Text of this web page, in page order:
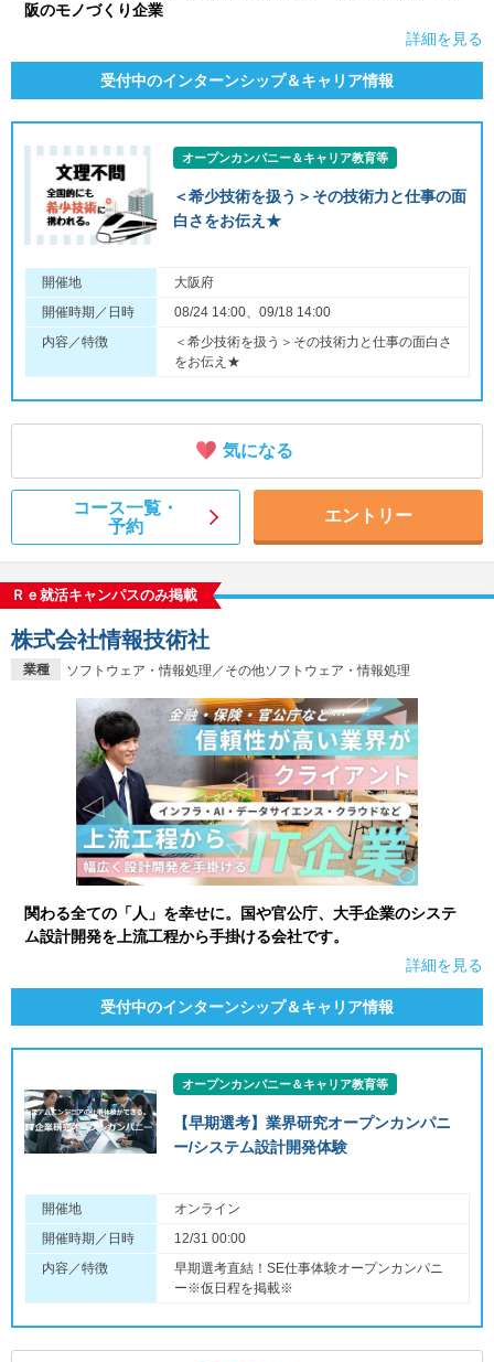
阪のモノづくり企業
詳細を見る
受付中のインターンシップ＆キャリア情報
オープンカンパニー＆キャリア教育等
＜希少技術を扱う＞その技術力と仕事の面
白さをお伝え★
開催地
大阪府
開催時期／日時
08/24 14:00、09/18 14:00
内容／特徴
＜希少技術を扱う＞その技術力と仕事の面白さ
をお伝え★
気になる
コース一覧・
予約
エントリー
Ｒｅ就活キャンパスのみ掲載
業種 ソフトウェア・情報処理／その他ソフトウェア・情報処理
株式会社情報技術社
関わる全ての「人」を幸せに。国や官公庁、大手企業のシステ
ム設計開発を上流工程から手掛ける会社です。
詳細を見る
受付中のインターンシップ＆キャリア情報
オープンカンパニー＆キャリア教育等
【早期選考】業界研究オープンカンパニ
ー/システム設計開発体験
開催地
オンライン
開催時期／日時
12/31 00:00
内容／特徴
早期選考直結！SE仕事体験オープンカンパニ
ー※仮日程を掲載※